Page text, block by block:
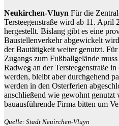
Neukirchen-Vluyn Für die
Tersteegenstraße wird ab 11. April
hergestellt. Bislang gibt es eine
Baustellenverkehr abgewickelt
der Bautätigkeit weiter genutzt.
Zugangs zum Fußballgelände
Radweg an der Tersteegenstraße
werden, bleibt aber durchgehend
werden in den Osterferien
anschließend wie gewohnt
bauausführende Firma bitten um
Quelle: Stadt Neuirchen-Vluyn